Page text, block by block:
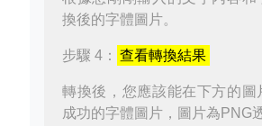
換後的字體圖片。
步驟 4： 查看轉換結果
轉換後，您應該能在下方的圖
成功的字體圖片，圖片為PNG